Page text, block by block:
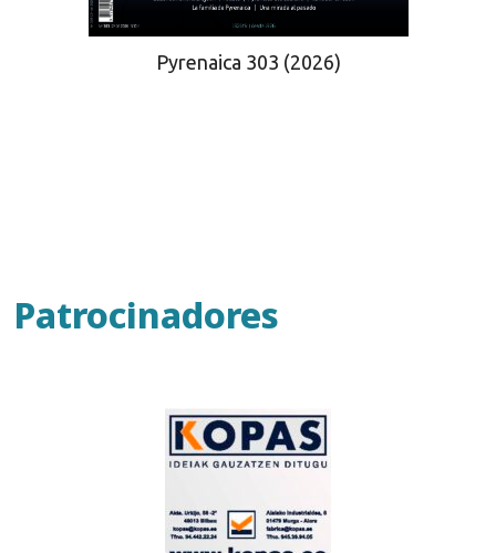
Pyrenaica 303 (2026)
Patrocinadores